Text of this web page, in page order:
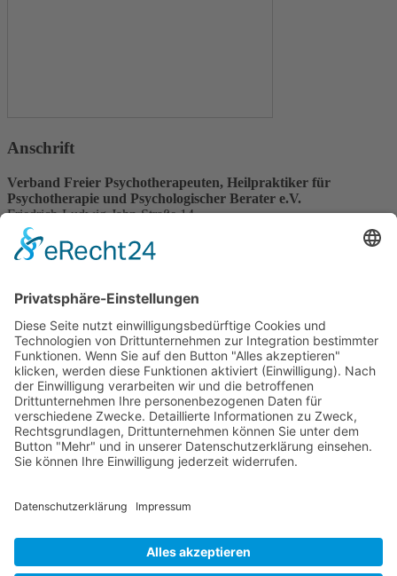
Anschrift
Verband Freier Psychotherapeuten, Heilpraktiker für
Psychotherapie und Psychologischer Berater e.V.
Friedrich-Ludwig-Jahn-Straße 14
31582 Nienburg/Weser
Service-Team
05021-8650320
Diese E-Mail-Adresse ist vor Spambots geschützt! Zur Anzeige
muss JavaScript eingeschaltet sein.
Wir sind Mitglied
Impressum
Login